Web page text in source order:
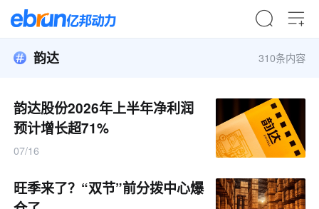
韵达 310条内容
韵达股份2026年上半年净利润
预计增长超71%
07/16
旺季来了？“双节”前分拨中心爆